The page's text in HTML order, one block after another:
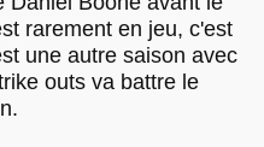
rarement en jeu, c'est
une autre saison avec
outs va battre le